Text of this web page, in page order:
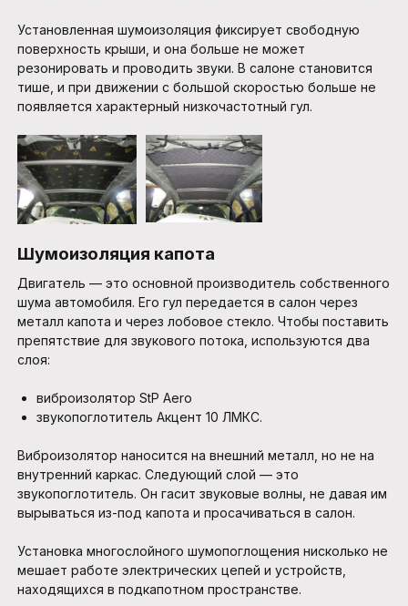
Установленная шумоизоляция фиксирует свободную
поверхность крыши, и она больше не может
резонировать и проводить звуки. В салоне становится
тише, и при движении с большой скоростью больше не
появляется характерный низкочастотный гул.
Шумоизоляция капота
Двигатель — это основной производитель собственного
шума автомобиля. Его гул передается в салон через
металл капота и через лобовое стекло. Чтобы поставить
препятствие для звукового потока, используются два
слоя:
виброизолятор StP Aero
звукопоглотитель Акцент 10 ЛМКС.
Виброизолятор наносится на внешний металл, но не на
внутренний каркас. Следующий слой — это
звукопоглотитель. Он гасит звуковые волны, не давая им
вырываться из-под капота и просачиваться в салон.
Установка многослойного шумопоглощения нисколько не
мешает работе электрических цепей и устройств,
находящихся в подкапотном пространстве.